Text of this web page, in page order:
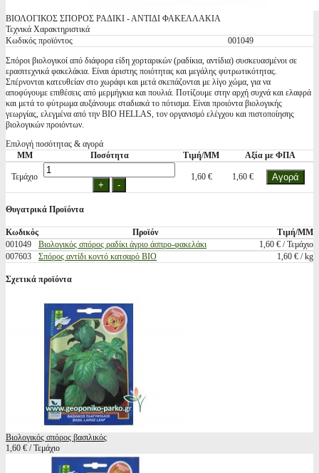
ΒΙΟΛΟΓΙΚΟΣ ΣΠΟΡΟΣ ΡΑΔΙΚΙ - ΑΝΤΙΔΙ ΦΑΚΕΛΛΑΚΙΑ
Τεχνικά Χαρακτηριστικά
Κωδικός προϊόντος
001049
Σπόροι βιολογικοί από διάφορα είδη χορταρικών (ραδίκια, αντίδια) συσκευασμένοι σε
ερασιτεχνικά φακελάκια. Είναι άριστης ποιότητας και μεγάλης φυτρωτικότητας.
Σπέρνονται κατευθείαν στο χωράφι και μετά σκεπάζονται με λίγο χώμα, για να
αποφύγουμε επιθέσεις από μερμήγκια και πουλιά. Ποτίζουμε στην αρχή συχνά και ελαφρά
και μετά το φύτρωμα αυξάνουμε σταδιακά το πότισμα. Είναι προιόντα βιολογικής
γεωργίας, ελεγμένα από την BIO HELLAS, τον οργανισμό ελέγχου και πιστοποίησης
βιολογικών προιόντων.
Επιλογή ποσότητας & αγορά
ΜΜ
Ποσότητα Τιμή/ΜΜ Αξία με ΦΠΑ
Τεμάχιο 1,60 € 1,60 €
Θυγατρικά Προϊόντα
Κωδικός Προϊόν
Τιμή/ΜΜ
001049
Βιολογικός σπόρος ραδίκι άγριο άσπρο-φακελάκι
1,60 € / Τεμάχιο
007603
Σπόρος αντίδι κοντό κατσαρό BIO 1,60 € / kg
Σχετικά προϊόντα
Βιολογικός σπόρος βασιλικός
1,60 € / Τεμάχιο